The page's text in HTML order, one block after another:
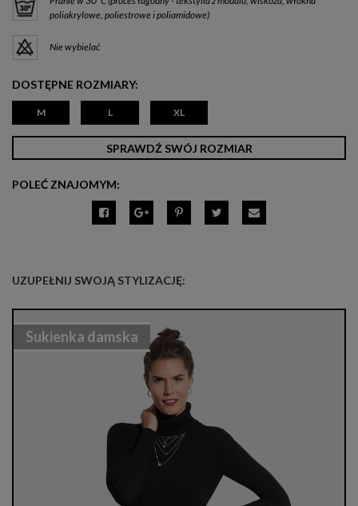
poliakrylowe, poliestrowe i poliamidowe)
Nie wybielać
DOSTĘPNE ROZMIARY:
M L XL
SPRAWDŹ SWÓJ ROZMIAR
POLEĆ ZNAJOMYM:
UZUPEŁNIJ SWOJĄ STYLIZACJĘ:
Sukienka damska